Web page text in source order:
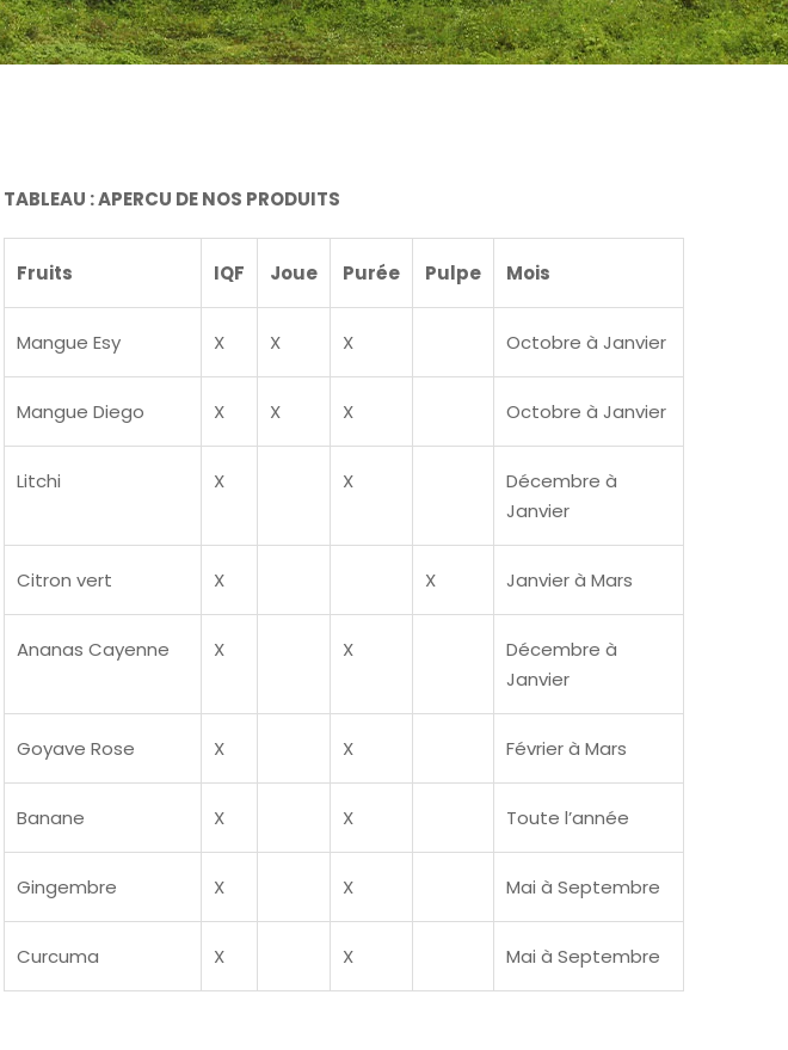
TABLEAU : APERCU DE NOS PRODUITS
Fruits IQF Joue Purée Pulpe Mois
Mangue Esy X X X Octobre à Janvier
Mangue Diego X X X Octobre à Janvier
Litchi X X
Décembre à
Janvier
Citron vert X X Janvier à Mars
Ananas Cayenne X X
Décembre à
Janvier
Goyave Rose X X Février à Mars
Banane X X Toute l’année
Gingembre X X Mai à Septembre
Curcuma X X Mai à Septembre